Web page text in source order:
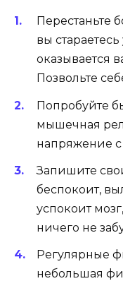
Перестаньте
вы
оказывается
Позвольте
Попробуйте
мышечная
напряжение с
Запишите
беспокоит,
успокоит
ничего не
Регулярные
небольшая